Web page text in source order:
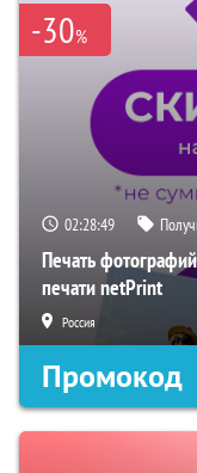
-30%
02:28:48
Печать
печати netPrint
Россия
Промокод